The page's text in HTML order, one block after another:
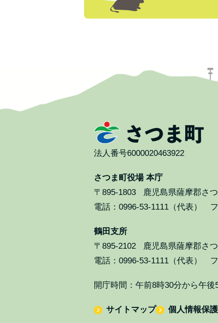
法人番号6000020463922
さつま町役場 本庁
〒895-1803
鹿児島県薩摩郡さ
電話：0996-53-1111（代表）
鶴田支所
〒895-2102
鹿児島県薩摩郡さ
電話：0996-53-1111（代表）
開庁時間：午前8時30分から午
サイトマップ 個人情報保